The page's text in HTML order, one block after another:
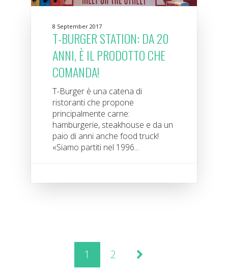
8 September 2017
T-BURGER STATION: DA 20
ANNI, È IL PRODOTTO CHE
COMANDA!
T-Burger è una catena di
ristoranti che propone
principalmente carne:
hamburgerie, steakhouse e da un
paio di anni anche food truck!
«Siamo partiti nel 1996...
1 2